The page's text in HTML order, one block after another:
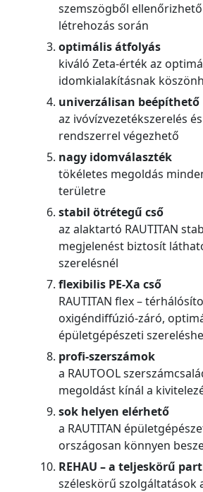
szemszögből
létrehozás során
optimális átfolyás
kiváló Zeta-érték az
idomkialakításnak
univerzálisan beépíthető
az ivóvízvezetékszerelés
rendszerrel végezhető
nagy idomválaszték
tökéletes megoldás
területre
stabil ötrétegű cső
az alaktartó RAUTITAN
megjelenést biztosít
szerelésnél
flexibilis PE-Xa cső
RAUTITAN flex –
oxigéndiffúzió-záró,
épületgépészeti
profi-szerszámok
a RAUTOOL
megoldást kínál a
sok helyen elérhető
a RAUTITAN
országosan könnyen
REHAU – a teljeskörű
széleskörű szolgáltatások